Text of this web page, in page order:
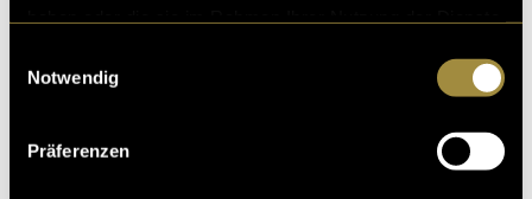
Notwendig
Präferenzen